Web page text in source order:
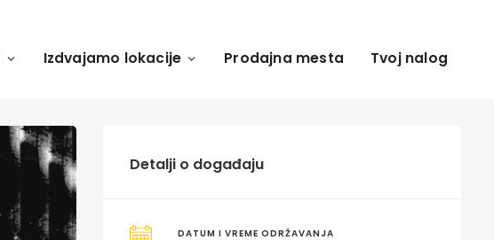
Izdvajamo lokacije Prodajna mesta Tvoj nalog
Detalji o događaju
DATUM I VREME ODRŽAVANJA